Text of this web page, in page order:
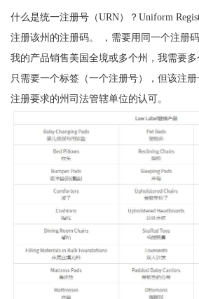
什么是统一注册号（URN）？Uniform
注册该州的注册码。 ，需要用同一个注册码
我的产品销售美国全境或多个州，我需要
只需要一个标签（一个注册号），但该注
注册要求的州司法管辖单位的认可。